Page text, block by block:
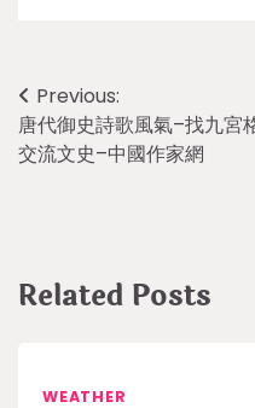
Post
navigation
Previous:
唐代御史詩歌風氣–找九宮
交流文史–中國作家網
Related Posts
WEATHER